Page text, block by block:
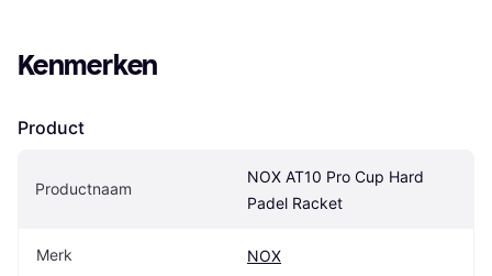
Kenmerken
Product
Productnaam
NOX AT10 Pro Cup Hard
Padel Racket
Merk NOX